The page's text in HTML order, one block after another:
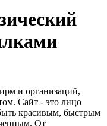
и организаций,
Сайт - это лицо
красивым, быстрым
От